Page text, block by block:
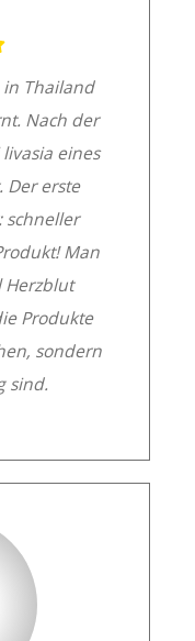
in Thailand
Nach der
eines
Der erste
schneller
Man
Herzblut
Produkte
sondern
sind.